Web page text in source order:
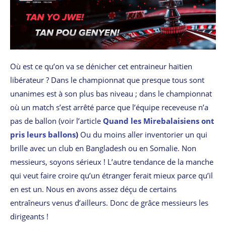
Où est ce qu’on va se dénicher cet entraineur haïtien
libérateur ? Dans le championnat que presque tous sont
unanimes est à son plus bas niveau ; dans le championnat
où un match s’est arrêté parce que l’équipe receveuse n’a
pas de ballon (voir l’article Quand les Mirebalaisiens ont
pris leurs ballons) Ou du moins aller inventorier un qui
brille avec un club en Bangladesh ou en Somalie. Non
messieurs, soyons sérieux ! L’autre tendance de la manche
qui veut faire croire qu’un étranger ferait mieux parce qu’il
en est un. Nous en avons assez déçu de certains
entraîneurs venus d’ailleurs. Donc de grâce messieurs les
dirigeants !